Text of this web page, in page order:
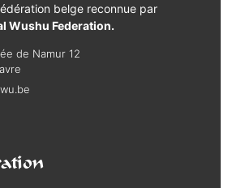
belge reconnue par
Wushu Federation.
de Namur 12